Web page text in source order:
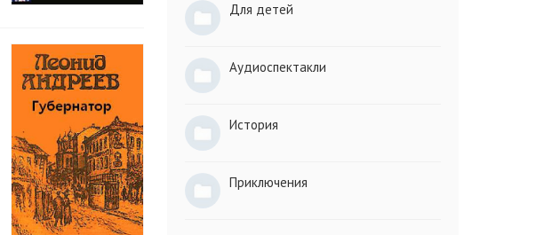
Для детей
Аудиоспектакли
История
Приключения